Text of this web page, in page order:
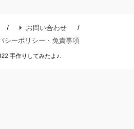
お問い合わせ
シーポリシー・免責事項
手作りしてみたよ♪.